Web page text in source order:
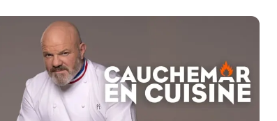
de ses territo